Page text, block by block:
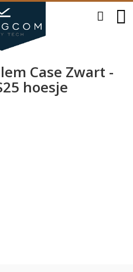
Case Zwart -
hoesje